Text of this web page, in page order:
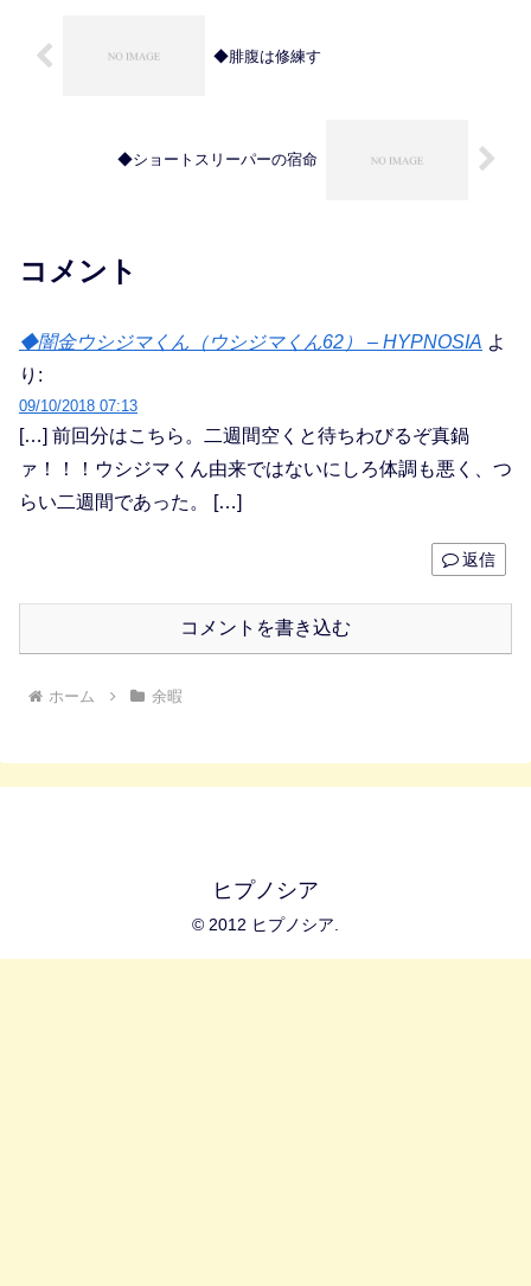
◆腓腹は修練す
◆ショートスリーパーの宿命
コメント
◆闇金ウシジマくん（ウシジマくん62） – HYPNOSIA よ
り:
09/10/2018 07:13
[…] 前回分はこちら。二週間空くと待ちわびるぞ真鍋
ァ！！！ウシジマくん由来ではないにしろ体調も悪く、つ
らい二週間であった。 […]
返信
コメントを書き込む
ホーム 余暇
ヒプノシア
© 2012 ヒプノシア.